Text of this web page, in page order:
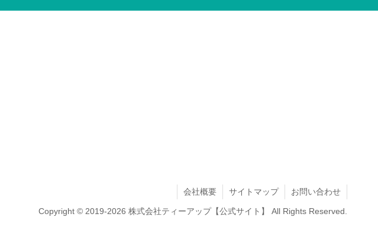
会社概要 サイトマップ お問い合わせ
Copyright © 2019-2026 株式会社ティーアップ【公式サイト】 All Rights Reserved.